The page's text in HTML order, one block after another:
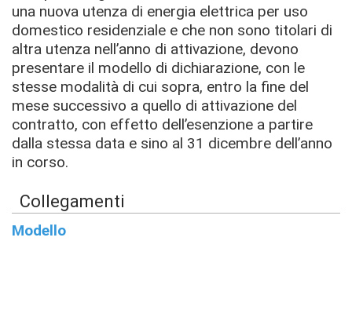
una nuova utenza di energia elettrica per uso
domestico residenziale e che non sono titolari di
altra utenza nell’anno di attivazione, devono
presentare il modello di dichiarazione, con le
stesse modalità di cui sopra, entro la fine del
mese successivo a quello di attivazione del
contratto, con effetto dell’esenzione a partire
dalla stessa data e sino al 31 dicembre dell’anno
in corso.
Collegamenti
Modello